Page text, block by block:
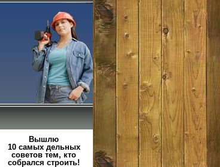
Вышлю
10 самых дельных
советов тем, кто
собрался строить!